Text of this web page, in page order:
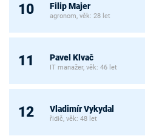
10 Filip Majer
agronom, věk: 28 let
11 Pavel Klvač
IT manažer, věk: 46 let
12 Vladimír Vykydal
řidič, věk: 48 let